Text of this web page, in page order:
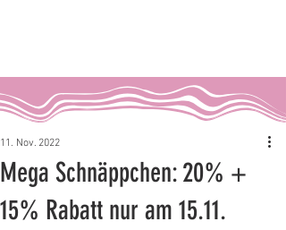
Mega Schnäppchen: 20% +
15% Rabatt nur am 15.11.
11. Nov. 2022